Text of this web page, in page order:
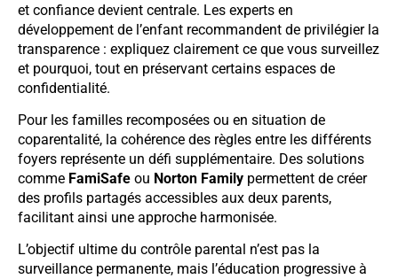
et confiance devient centrale. Les experts en
développement de l’enfant recommandent de privilégier la
transparence : expliquez clairement ce que vous surveillez
et pourquoi, tout en préservant certains espaces de
confidentialité.
Pour les familles recomposées ou en situation de
coparentalité, la cohérence des règles entre les différents
foyers représente un défi supplémentaire. Des solutions
comme FamiSafe ou Norton Family permettent de créer
des profils partagés accessibles aux deux parents,
facilitant ainsi une approche harmonisée.
L’objectif ultime du contrôle parental n’est pas la
surveillance permanente, mais l’éducation progressive à